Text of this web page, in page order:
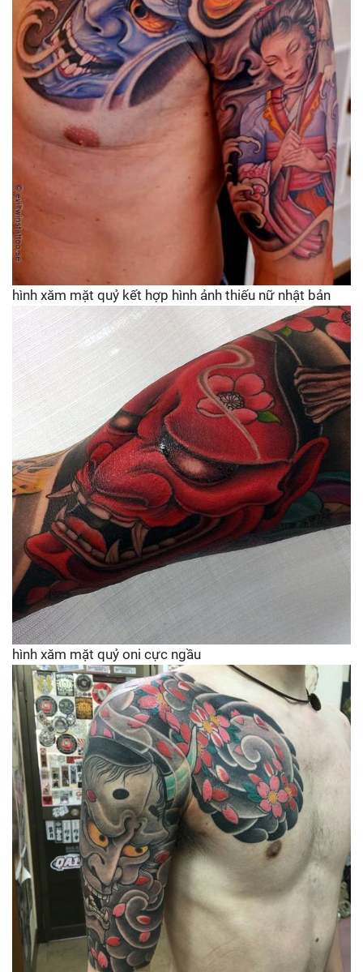
hình xăm mặt quỷ kết hợp hình ảnh thiếu nữ nhật bản
hình xăm mặt quỷ oni cực ngầu